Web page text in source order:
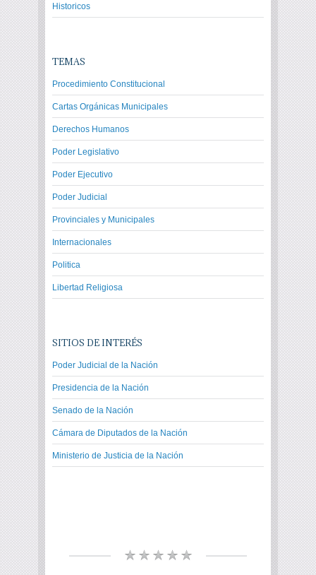
Historicos
TEMAS
Procedimiento Constitucional
Cartas Orgánicas Municipales
Derechos Humanos
Poder Legislativo
Poder Ejecutivo
Poder Judicial
Provinciales y Municipales
Internacionales
Politica
Libertad Religiosa
SITIOS DE INTERÉS
Poder Judicial de la Nación
Presidencia de la Nación
Senado de la Nación
Cámara de Diputados de la Nación
Ministerio de Justicia de la Nación